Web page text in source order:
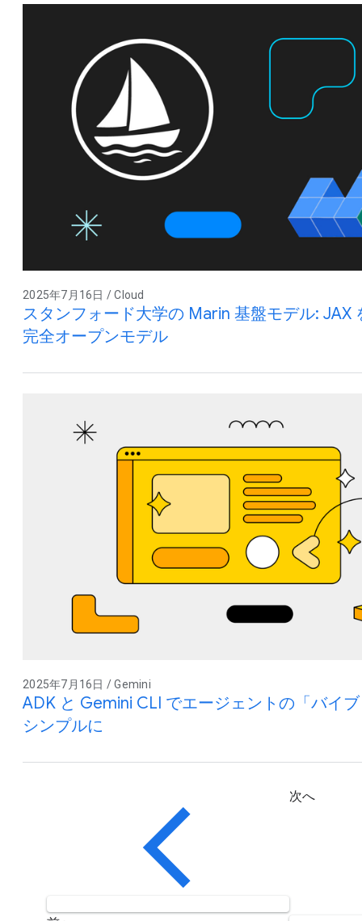
2025年7月16日 / Cloud
スタンフォード大学の Marin 基盤モデル: JAX
完全オープンモデル
2025年7月16日 / Gemini
ADK と Gemini CLI でエージェントの「バイ
シンプルに
次へ